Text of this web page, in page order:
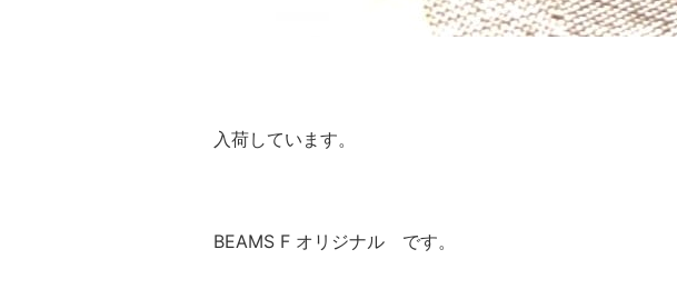
入荷しています。
BEAMS F オリジナル です。